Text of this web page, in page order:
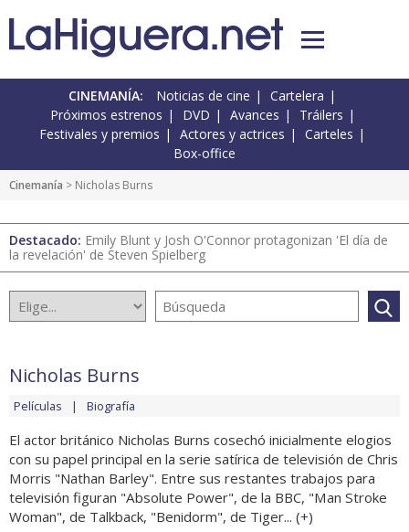
CINEMANÍA: Noticias de cine
Cartelera
Próximos estrenos
DVD Avances
Tráilers
Festivales y premios
Actores y actrices
Carteles
Box-office
Cinemanía > Nicholas Burns
Destacado: Emily Blunt y Josh O'Connor protagonizan 'El día de
la revelación' de Steven Spielberg
Nicholas Burns
Películas Biografía
El actor británico Nicholas Burns cosechó inicialmente elogios
con su papel principal en la serie satírica de televisión de Chris
Morris "Nathan Barley". Entre sus restantes trabajos para
televisión figuran "Absolute Power", de la BBC, "Man Stroke
Woman", de Talkback, "Benidorm", de Tiger... (+)